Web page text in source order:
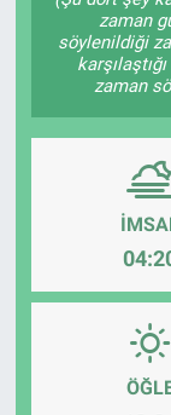
zaman
söylenildiği
zaman
EĞİTİM
POLİTİKA
SAĞLIK
SPOR
TEKNOLOJİ